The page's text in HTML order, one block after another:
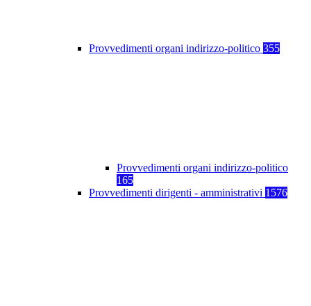
Provvedimenti organi indirizzo-politico 355
Provvedimenti organi indirizzo-politico
165
Provvedimenti dirigenti - amministrativi 1576